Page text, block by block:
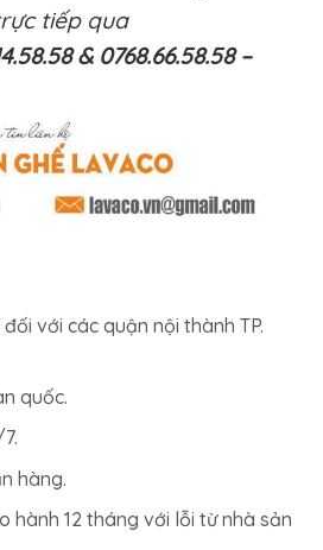
tiếp qua
& 0768.66.58.58 –
với các quận nội thành TP.
quốc.
hàng.
hành 12 tháng với lỗi từ nhà sản